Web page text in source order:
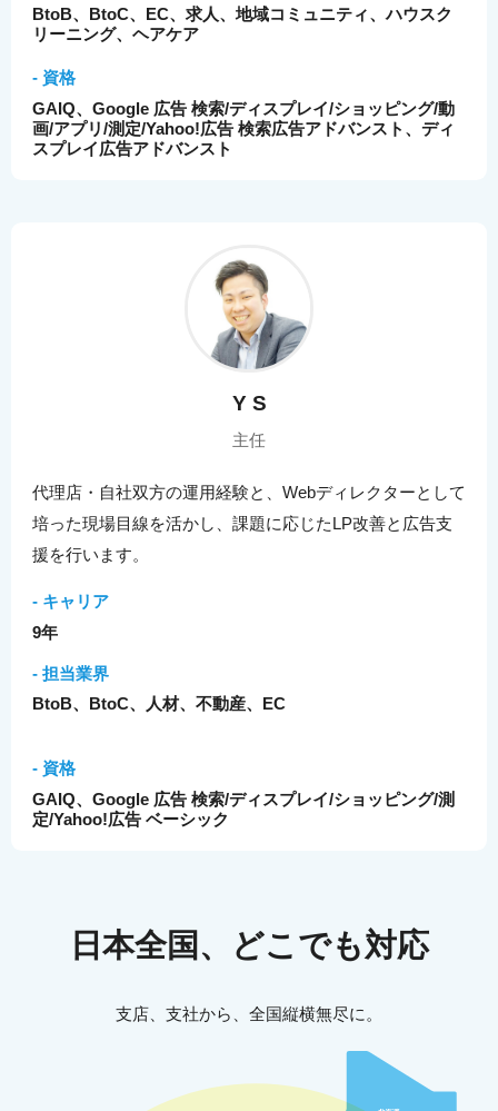
BtoB、BtoC、EC、求人、地域コミュニティ、ハウスク
リーニング、ヘアケア
- 資格
GAIQ、Google 広告 検索/ディスプレイ/ショッピング/動
画/アプリ/測定/Yahoo!広告 検索広告アドバンスト、ディ
スプレイ広告アドバンスト
Y S
主任
代理店・自社双方の運用経験と、Webディレクターとして
培った現場目線を活かし、課題に応じたLP改善と広告支
援を行います。
- キャリア
9年
- 担当業界
BtoB、BtoC、人材、不動産、EC
- 資格
GAIQ、Google 広告 検索/ディスプレイ/ショッピング/測
定/Yahoo!広告 ベーシック
日本全国、どこでも対応
支店、支社から、全国縦横無尽に。